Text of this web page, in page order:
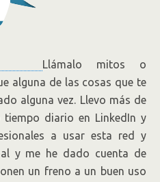
Llámalo mitos o
alguna de las cosas que te
alguna vez. Llevo más de
diario en LinkedIn y
a usar esta red y
y me he dado cuenta de
un freno a un buen uso